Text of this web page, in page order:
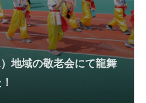
地域の敬老会にて龍舞